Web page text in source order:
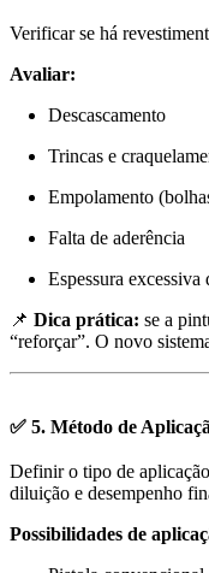
Verificar se há
Avaliar:
Descascamento
Trincas e
Empolamento
Falta de aderência
Espessura excessiva
📌 Dica prática: se a
“reforçar”. O novo
✅ 5. Método de
Definir o tipo de
diluição e desempenho
Possibilidades de